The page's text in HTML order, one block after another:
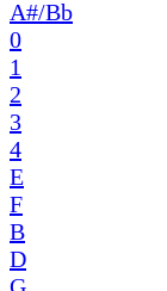
A#/Bb
0
1
2
3
4
E
F
B
D